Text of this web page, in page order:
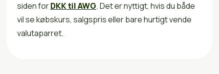
siden forDKK til AWG. Det er nyttigt, hvis du både
vil se købskurs, salgspris eller bare hurtigt vende
valutaparret.